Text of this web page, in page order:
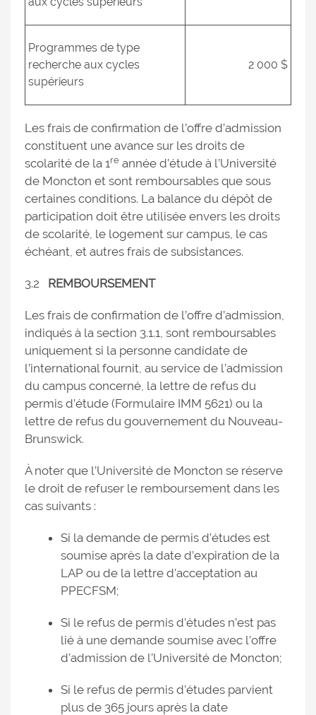
Programmes de type
recherche aux cycles
supérieurs
2 000 $
Les frais de confirmation de l’offre d’admission
constituent une avance sur les droits de
scolarité de la 1re année d’étude à l’Université
de Moncton et sont remboursables que sous
certaines conditions. La balance du dépôt de
participation doit être utilisée envers les droits
de scolarité, le logement sur campus, le cas
échéant, et autres frais de subsistances.
3.2 REMBOURSEMENT
Les frais de confirmation de l’offre d’admission,
indiqués à la section 3.1.1, sont remboursables
uniquement si la personne candidate de
l’international fournit, au service de l’admission
du campus concerné, la lettre de refus du
permis d’étude (Formulaire IMM 5621) ou la
lettre de refus du gouvernement du Nouveau-
Brunswick.
À noter que l’Université de Moncton se réserve
le droit de refuser le remboursement dans les
cas suivants :
Si la demande de permis d’études est
soumise après la date d’expiration de la
LAP ou de la lettre d’acceptation au
PPECFSM;
Si le refus de permis d’études n’est pas
lié à une demande soumise avec l’offre
d’admission de l’Université de Moncton;
Si le refus de permis d’études parvient
plus de 365 jours après la date